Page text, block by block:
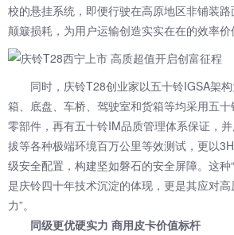
校的悬挂系统，即便行驶在高原地区非铺装
颠簸损耗，为用户运输创造实实在在的效率价
同时，庆铃T28创业家以五十铃IGSA架
箱、底盘、车桥、驾驶室和货箱等均采用五
零部件，再有五十铃IM品质管理体系保证，
拔等各种极端环境百万公里等效测试，更以
级安全配置，构建坚如磐石的安全屏障。这种
是庆铃四十年技术沉淀的体现，更是其应对
力”。
同级更优硬实力 商用皮卡价值标杆